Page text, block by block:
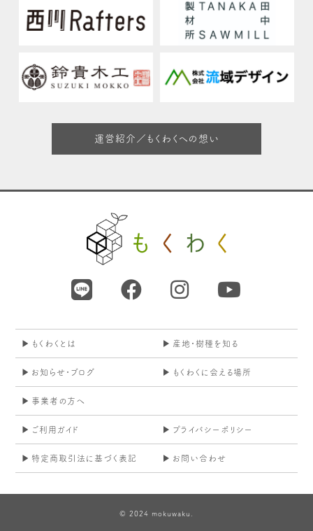
運営紹介／もくわくへの想い
もくわくとは 産地・樹種を知る
お知らせ・ブログ もくわくに会える場所
事業者の方へ
ご利用ガイド プライバシーポリシー
特定商取引法に基づく表記 お問い合わせ
© 2024 mokuwaku.